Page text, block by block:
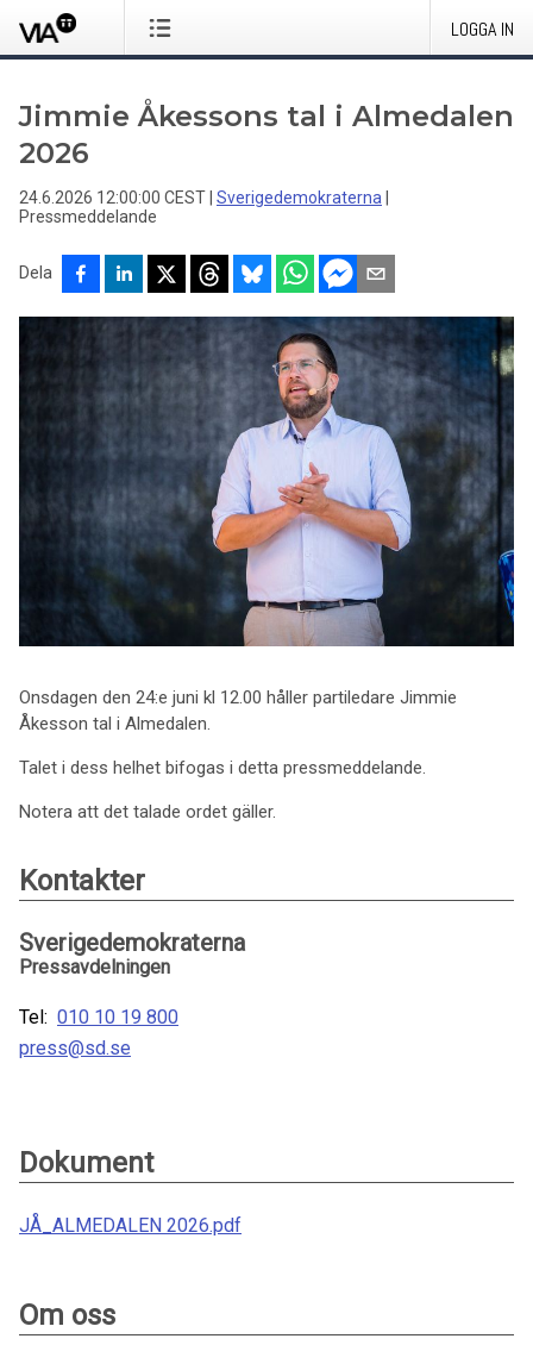
LOGGA IN
Jimmie Åkessons tal i Almedalen
2026
24.6.2026 12:00:00 CEST Sverigedemokraterna
Pressmeddelande
Dela
Onsdagen den 24:e juni kl 12.00 håller partiledare Jimmie
Åkesson tal i Almedalen.
Talet i dess helhet bifogas i detta pressmeddelande.
Notera att det talade ordet gäller.
Kontakter
Sverigedemokraterna
Pressavdelningen
Tel: 010 10 19 800
press@sd.se
Dokument
JÅ_ALMEDALEN 2026.pdf
Om oss